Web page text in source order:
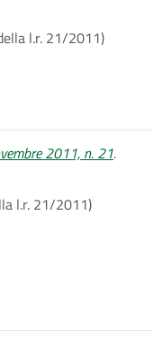
l.r. 21/2011)
2011, n. 21.
l.r. 21/2011)